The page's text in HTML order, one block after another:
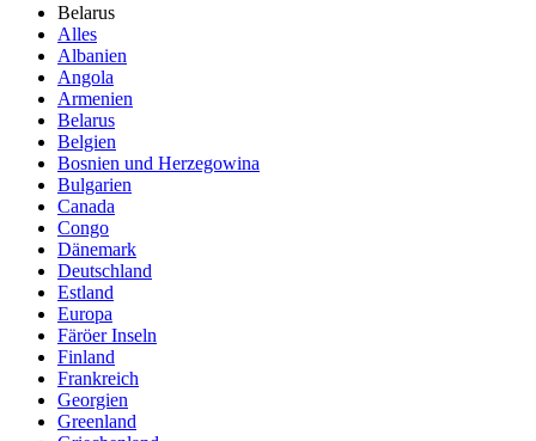
Belarus
Alles
Albanien
Angola
Armenien
Belarus
Belgien
Bosnien und Herzegowina
Bulgarien
Canada
Congo
Dänemark
Deutschland
Estland
Europa
Färöer Inseln
Finland
Frankreich
Georgien
Greenland